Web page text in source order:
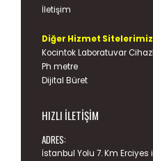
İletişim
Diğer Hizmet Sitelerimiz
Kocintok Laboratuvar
Ph metre
Dijital Büret
HIZLI İLETIŞIM
ADRES:
İstanbul Yolu 7. Km Erciyes